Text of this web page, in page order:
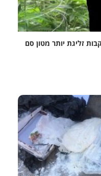
זליגת יותר מטון סם